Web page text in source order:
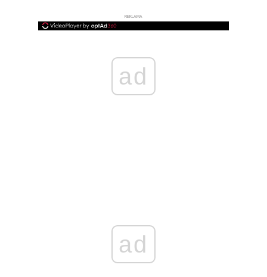
REKLAMA
ad
ad